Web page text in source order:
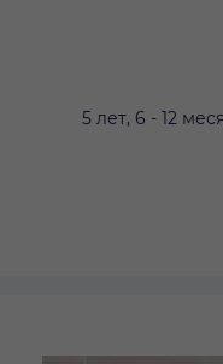
5 лет, 6 - 12